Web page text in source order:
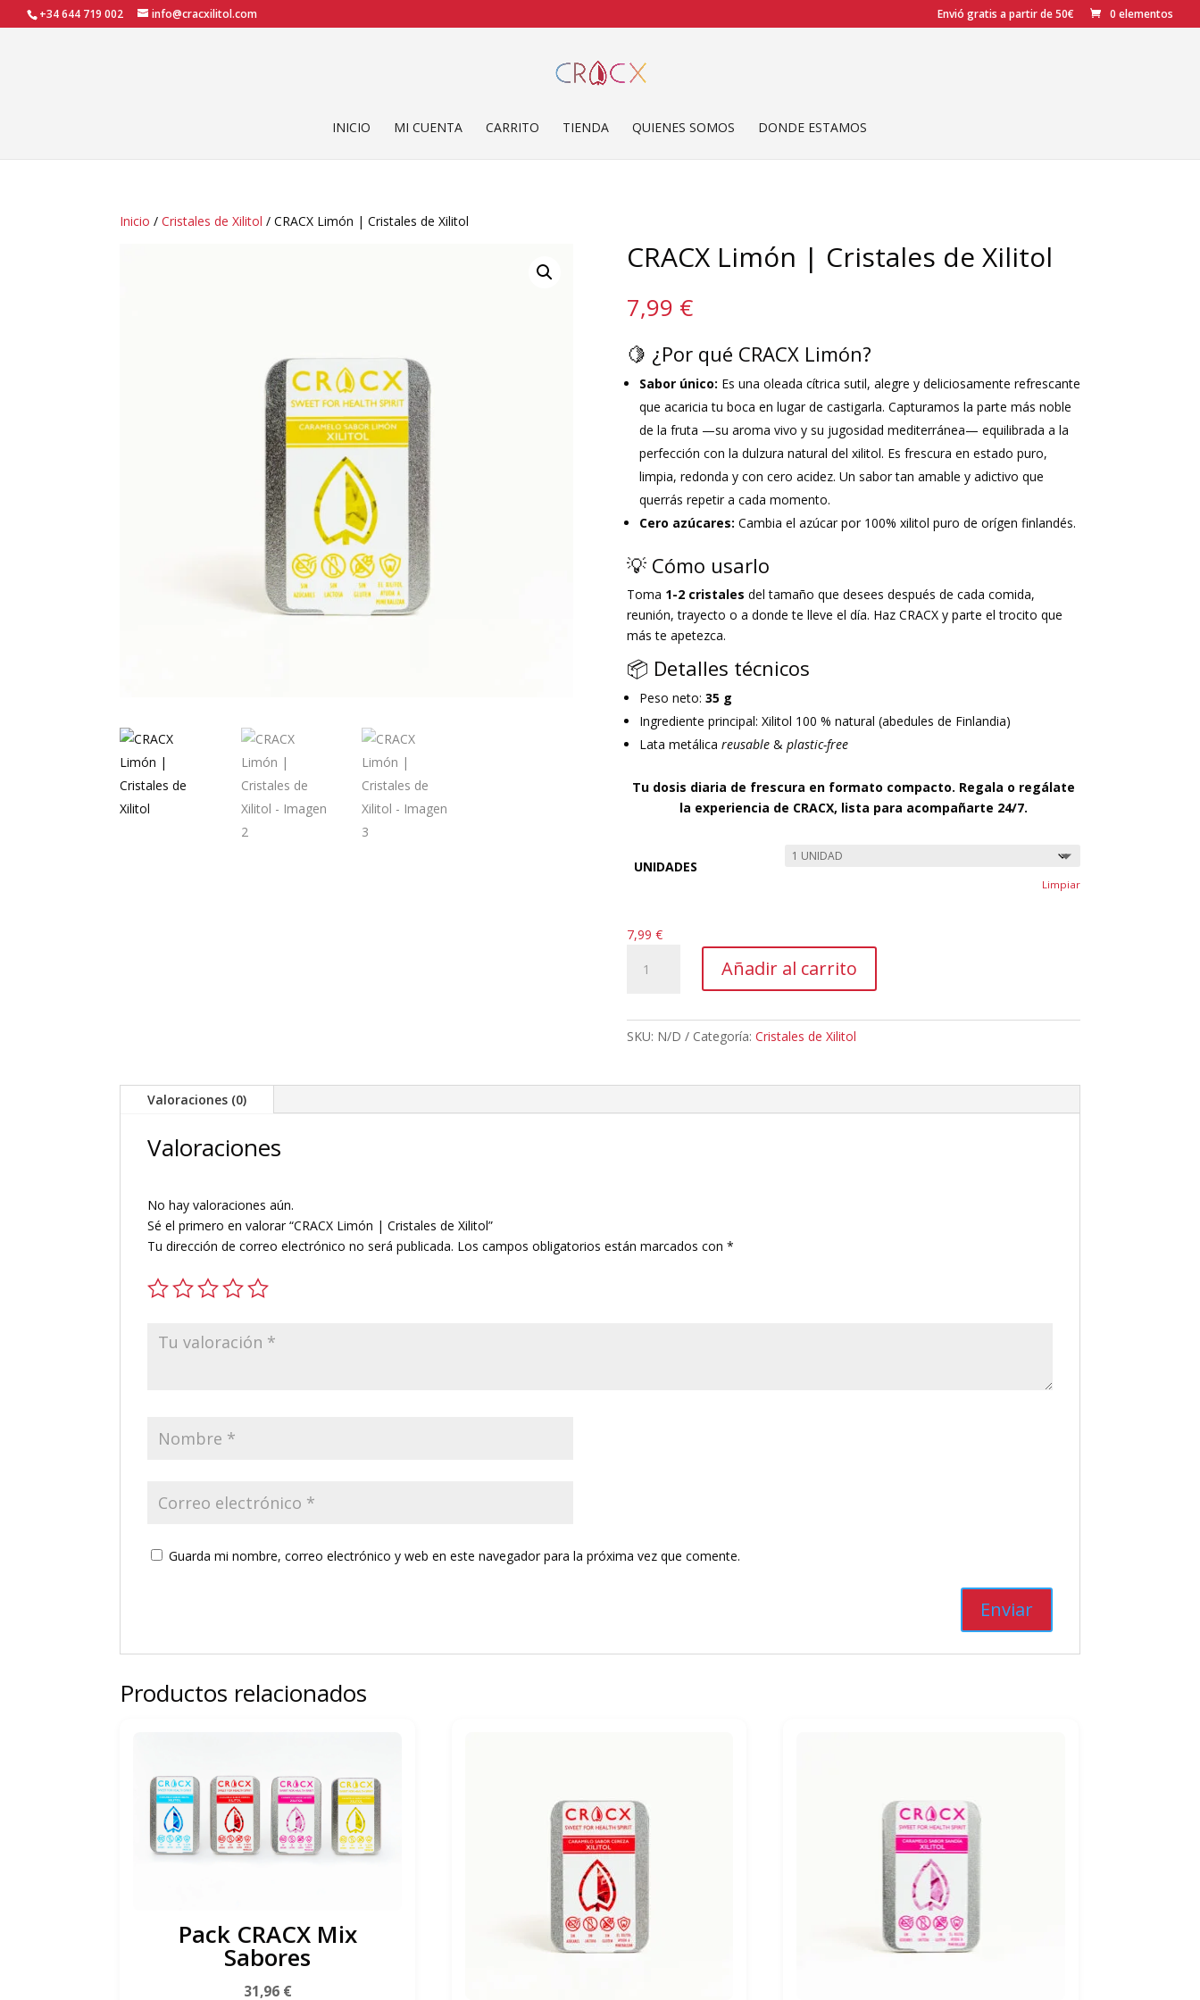
+34 644 719 002 info@cracxilitol.com Envió gratis a partir de 50€ 0 elementos
INICIO MI CUENTA CARRITO TIENDA QUIENES SOMOS DONDE ESTAMOS
Inicio /Cristales de Xilitol / CRACX Limón | Cristales de Xilitol
CRACX Limón | Cristales de Xilitol
7,99 €
🍋 ¿Por qué CRACX Limón?
Sabor único: Es una oleada cítrica sutil, alegre y deliciosamente refrescante
que acaricia tu boca en lugar de castigarla. Capturamos la parte más noble
de la fruta —su aroma vivo y su jugosidad mediterránea— equilibrada a la
perfección con la dulzura natural del xilitol. Es frescura en estado puro,
limpia, redonda y con cero acidez. Un sabor tan amable y adictivo que
querrás repetir a cada momento.
Cero azúcares: Cambia el azúcar por 100% xilitol puro de orígen finlandés.
💡 Cómo usarlo
Toma 1-2 cristales del tamaño que desees después de cada comida,
reunión, trayecto o a donde te lleve el día. Haz CRACX y parte el trocito que
más te apetezca.
📦 Detalles técnicos
Peso neto: 35 g
Ingrediente principal: Xilitol 100 % natural (abedules de Finlandia)
Lata metálica reusable& plastic-free
Tu dosis diaria de frescura en formato compacto. Regala o regálate
la experiencia de CRACX, lista para acompañarte 24/7.
UNIDADES
Limpiar
7,99 €
Limón
de
Añadir al carrito
SKU: N/D Categoría: Cristales de Xilitol
Valoraciones (0)
Valoraciones
No hay valoraciones aún.
Sé el primero en valorar “CRACX Limón | Cristales de Xilitol”
Tu dirección de correo electrónico no será publicada. Los campos obligatorios están marcados con*
Guarda mi nombre, correo electrónico y web en este navegador para la próxima vez que comente.
Productos relacionados
Pack CRACX Mix
Sabores
31,96 €